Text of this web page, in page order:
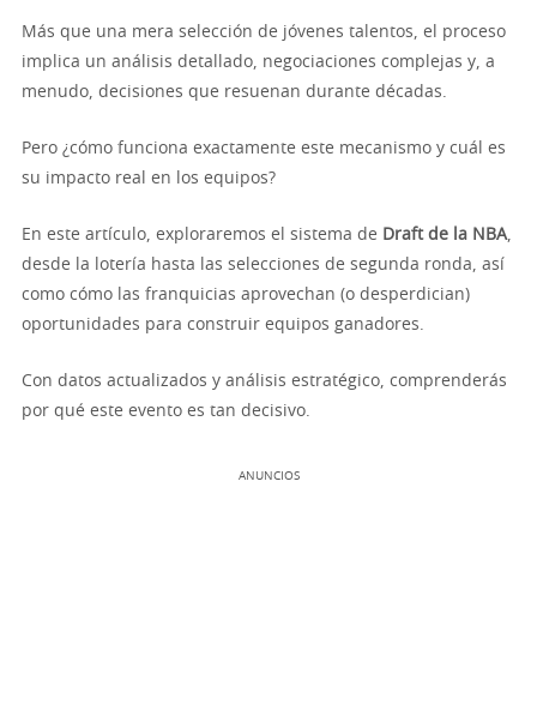
Más que una mera selección de jóvenes talentos, el proceso
implica un análisis detallado, negociaciones complejas y, a
menudo, decisiones que resuenan durante décadas.
Pero ¿cómo funciona exactamente este mecanismo y cuál es
su impacto real en los equipos?
En este artículo, exploraremos el sistema de Draft de la NBA
desde la lotería hasta las selecciones de segunda ronda, así
como cómo las franquicias aprovechan (o desperdician)
oportunidades para construir equipos ganadores.
Con datos actualizados y análisis estratégico, comprenderás
por qué este evento es tan decisivo.
ANUNCIOS